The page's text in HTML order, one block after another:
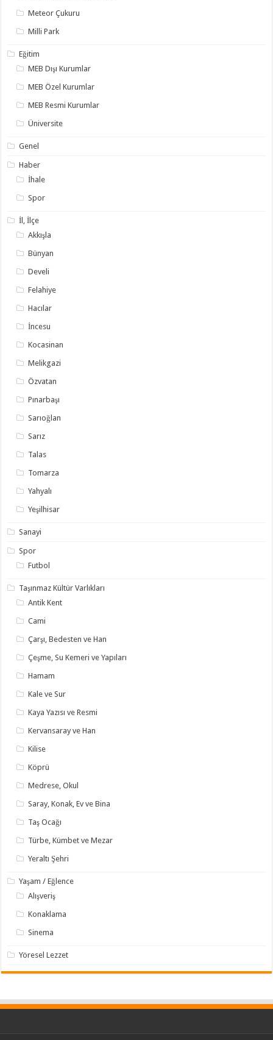
Meteor Çukuru
Milli Park
Eğitim
MEB Dışı Kurumlar
MEB Özel Kurumlar
MEB Resmi Kurumlar
Üniversite
Genel
Haber
İhale
Spor
İl, İlçe
Akkışla
Bünyan
Develi
Felahiye
Hacılar
İncesu
Kocasinan
Melikgazi
Özvatan
Pınarbaşı
Sarıoğlan
Sarız
Talas
Tomarza
Yahyalı
Yeşilhisar
Sanayi
Spor
Futbol
Taşınmaz Kültür Varlıkları
Antik Kent
Cami
Çarşı, Bedesten ve Han
Çeşme, Su Kemeri ve Yapıları
Hamam
Kale ve Sur
Kaya Yazısı ve Resmi
Kervansaray ve Han
Kilise
Köprü
Medrese, Okul
Saray, Konak, Ev ve Bina
Taş Ocağı
Türbe, Kümbet ve Mezar
Yeraltı Şehri
Yaşam / Eğlence
Alışveriş
Konaklama
Sinema
Yöresel Lezzet